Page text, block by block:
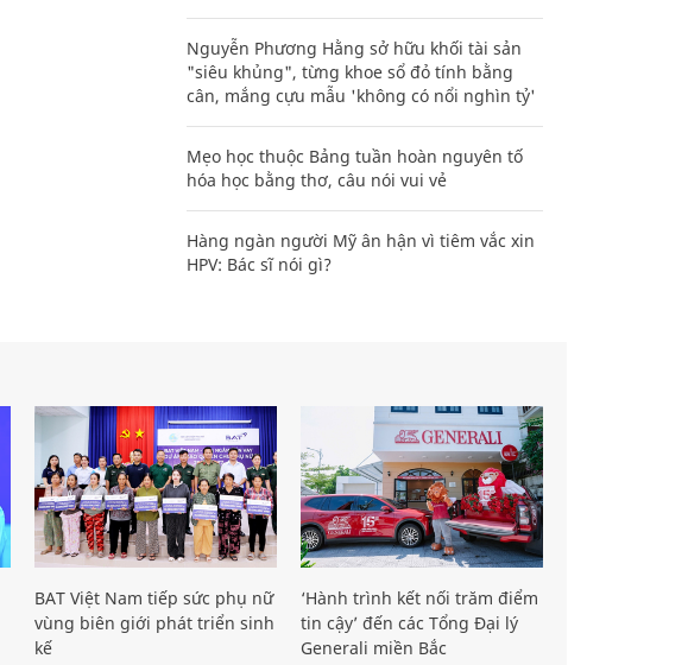
Nguyễn Phương Hằng sở hữu khối tài sản
"siêu khủng", từng khoe sổ đỏ tính bằng
cân, mắng cựu mẫu 'không có nổi nghìn tỷ'
Mẹo học thuộc Bảng tuần hoàn nguyên tố
hóa học bằng thơ, câu nói vui vẻ
Hàng ngàn người Mỹ ân hận vì tiêm vắc xin
HPV: Bác sĩ nói gì?
BAT Việt Nam tiếp sức phụ nữ
vùng biên giới phát triển sinh
kế
‘Hành trình kết nối trăm điểm
tin cậy’ đến các Tổng Đại lý
Generali miền Bắc